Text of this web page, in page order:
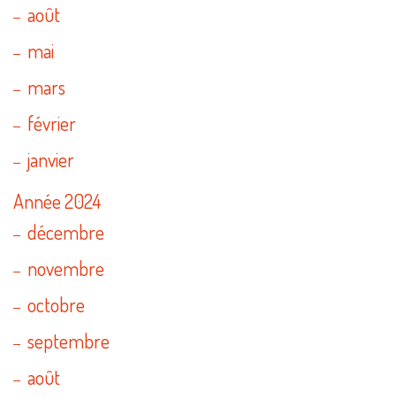
août
mai
mars
février
janvier
Année 2024
décembre
novembre
octobre
septembre
août